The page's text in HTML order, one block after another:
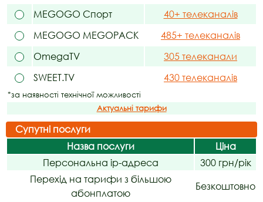
MEGOGO Спорт
40+ телеканалів
MEGOGO MEGOPACK
485+ телеканалів
OmegaTV
305 телеканали
SWEET.TV
430 телеканалів
*за наявності технічної можливості
Актуальні тарифи
Супутні послуги
Назва послуги
Ціна
Персональна ip-адреса
300 грн/рік
Перехід на тарифи з більшою
абонплатою
Безкоштовно